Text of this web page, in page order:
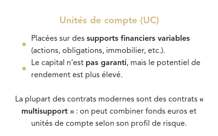
Unités de compte (UC)
Placées sur des supports financiers variables
(actions, obligations, immobilier, etc.).
Le capital n’est pas garanti, mais le potentiel de
rendement est plus élevé.
La plupart des contrats modernes sont des contrats «
multisupport » : on peut combiner fonds euros et
unités de compte selon son profil de risque.